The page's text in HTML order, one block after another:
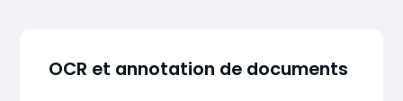
OCR et annotation de documents